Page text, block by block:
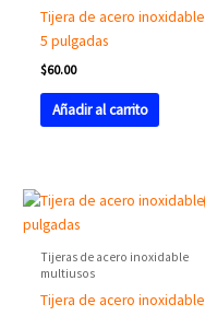
Tijera de acero inoxidable
5 pulgadas
$60.00
Añadir al carrito
Tijeras de acero inoxidable
multiusos
Tijera de acero inoxidable
Original
was:
$86.25.
Current
$72.50.